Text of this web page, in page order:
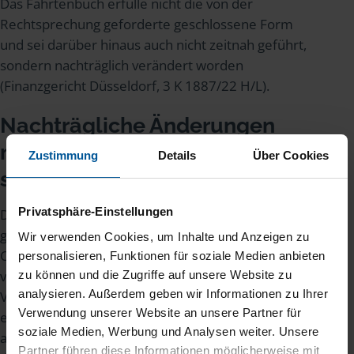
Zustimmung Details Über Cookies
Privatsphäre-Einstellungen
Wir verwenden Cookies, um Inhalte und Anzeigen zu
personalisieren, Funktionen für soziale Medien anbieten
zu können und die Zugriffe auf unsere Website zu
analysieren. Außerdem geben wir Informationen zu Ihrer
Verwendung unserer Website an unsere Partner für
soziale Medien, Werbung und Analysen weiter. Unsere
Partner führen diese Informationen möglicherweise mit
Rechtsprechung geforderte geschlossene Form
und sei darüber hinaus auch nicht zeitnah geführt,
sondern nachträglich verändert worden
(Finanzgericht Düsseldorf, 3 K 1887/22 H/L).
Nachträgliche Änderungen
müssen deutlich erkennbar
sein
Das Gericht erläuterte, wann eine äußere
geschlossene Form eines per
Computerprogramm erzeugten Fahrtenbuchs
vorliegt. Nämlich nur dann, wenn nachträgliche
Veränderungen an zu früheren Zeitpunkten
eingegebenen Daten entweder technisch
ausgeschlossen oder in der Datei selbst